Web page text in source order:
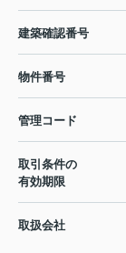
建築確認番号
物件番号
管理コード
取引条件の
有効期限
取扱会社